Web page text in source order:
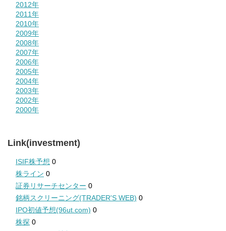
2012年
2011年
2010年
2009年
2008年
2007年
2006年
2005年
2004年
2003年
2002年
2000年
Link(investment)
ISIF株予想 0
株ライン 0
証券リサーチセンター 0
銘柄スクリーニング(TRADER'S WEB) 0
IPO初値予想(96ut.com) 0
株探 0